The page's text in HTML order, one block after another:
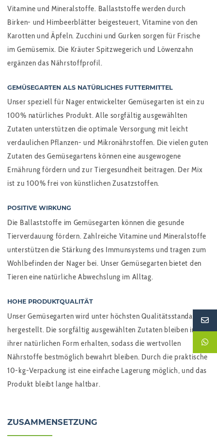
Vitamine und Mineralstoffe. Ballaststoffe werden durch
Birken- und Himbeerblätter beigesteuert, Vitamine von den
Karotten und Äpfeln. Zucchini und Gurken sorgen für Frische
im Gemüsemix. Die Kräuter Spitzwegerich und Löwenzahn
ergänzen das Nährstoffprofil.
GEMÜSEGARTEN ALS NATÜRLICHES FUTTERMITTEL
Unser speziell für Nager entwickelter Gemüsegarten ist ein zu
100% natürliches Produkt. Alle sorgfältig ausgewählten
Zutaten unterstützen die optimale Versorgung mit leicht
verdaulichen Pflanzen- und Mikronährstoffen. Die vielen guten
Zutaten des Gemüsegartens können eine ausgewogene
Ernährung fördern und zur Tiergesundheit beitragen. Der Mix
ist zu 100% frei von künstlichen Zusatzstoffen.
POSITIVE WIRKUNG
Die Ballaststoffe im Gemüsegarten können die gesunde
Tierverdauung fördern. Zahlreiche Vitamine und Mineralstoffe
unterstützen die Stärkung des Immunsystems und tragen zum
Wohlbefinden der Nager bei. Unser Gemüsegarten bietet den
Tieren eine natürliche Abwechslung im Alltag.
HOHE PRODUKTQUALITÄT
Unser Gemüsegarten wird unter höchsten Qualitätsstandards
hergestellt. Die sorgfältig ausgewählten Zutaten bleiben in
ihrer natürlichen Form erhalten, sodass die wertvollen
Nährstoffe bestmöglich bewahrt bleiben. Durch die praktische
10-kg-Verpackung ist eine einfache Lagerung möglich, und das
Produkt bleibt lange haltbar.
ZUSAMMENSETZUNG